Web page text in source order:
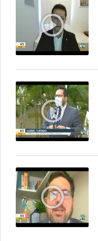
play_circle_outline
play_circle_outline
play_circle_outline